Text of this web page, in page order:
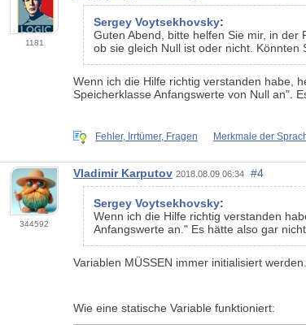
1181
Sergey Voytsekhovsky:
Guten Abend, bitte helfen Sie mir, in der
ob sie gleich Null ist oder nicht.
Wenn ich die Hilfe richtig verstanden habe,
Speicherklasse Anfangswerte von Null an".
Fehler, Irrtümer, Fragen Merkmale der
344592
Vladimir Karputov 2018.08.09 06:34 #4
Sergey Voytsekhovsky:
Wenn ich die Hilfe richtig verstanden
Anfangswerte an." Es hätte also gar
Variablen MÜSSEN immer initialisiert
Wie eine statische Variable funktioniert: